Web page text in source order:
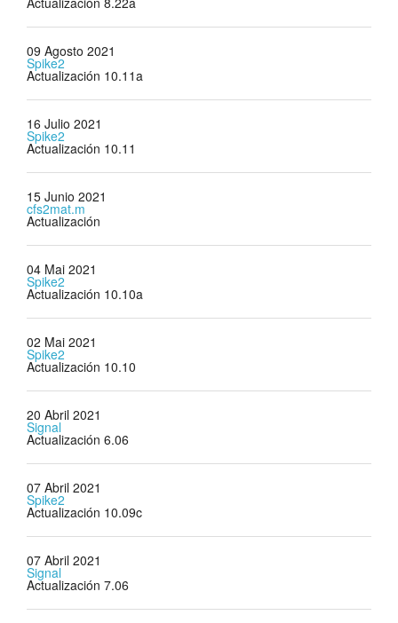
09 Agosto 2021
Spike2
Actualización 10.11a
16 Julio 2021
Spike2
Actualización 10.11
15 Junio 2021
cfs2mat.m
Actualización
04 Mai 2021
Spike2
Actualización 10.10a
02 Mai 2021
Spike2
Actualización 10.10
20 Abril 2021
Signal
Actualización 6.06
07 Abril 2021
Spike2
Actualización 10.09c
07 Abril 2021
Signal
Actualización 7.06